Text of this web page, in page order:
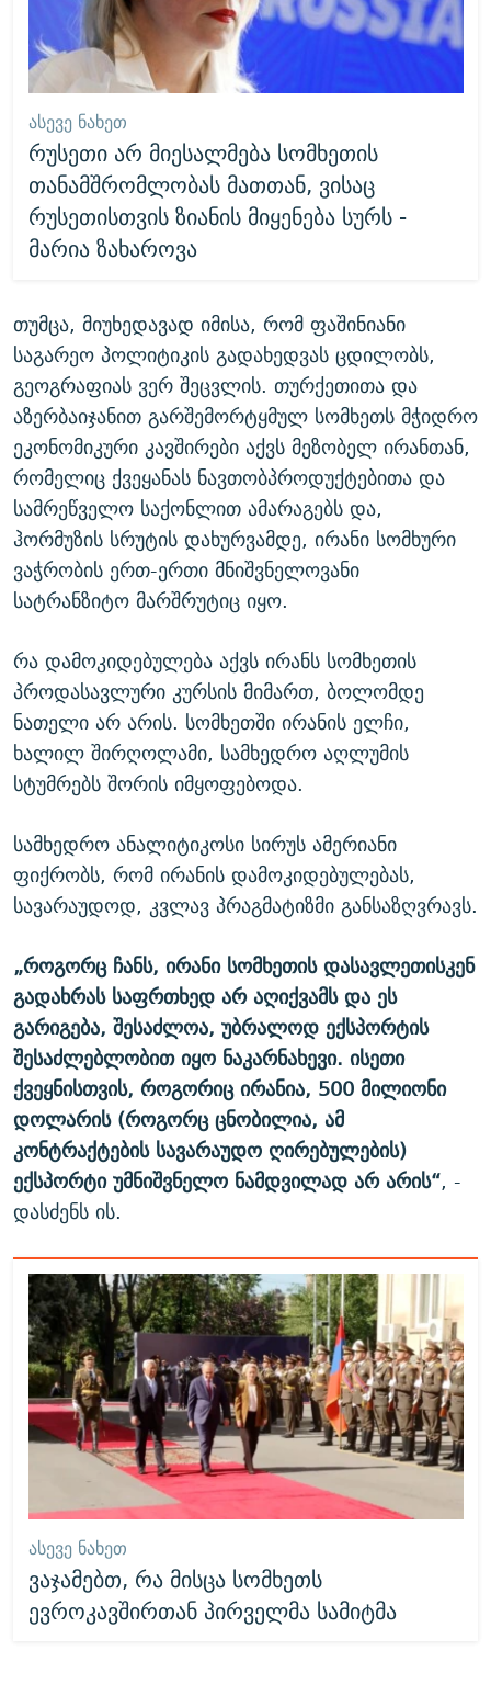
ᲐᲡᲔᲕᲔ ᲜᲐᲮᲔᲗ
რუსეთი არ მიესალმება სომხეთის
თანამშრომლობას მათთან, ვისაც
რუსეთისთვის ზიანის მიყენება სურს -
მარია ზახაროვა
თუმცა, მიუხედავად იმისა, რომ ფაშინიანი
საგარეო პოლიტიკის გადახედვას ცდილობს,
გეოგრაფიას ვერ შეცვლის. თურქეთითა და
აზერბაიჯანით გარშემორტყმულ სომხეთს მჭიდრო
ეკონომიკური კავშირები აქვს მეზობელ ირანთან,
რომელიც ქვეყანას ნავთობპროდუქტებითა და
სამრეწველო საქონლით ამარაგებს და,
ჰორმუზის სრუტის დახურვამდე, ირანი სომხური
ვაჭრობის ერთ-ერთი მნიშვნელოვანი
სატრანზიტო მარშრუტიც იყო.
რა დამოკიდებულება აქვს ირანს სომხეთის
პროდასავლური კურსის მიმართ, ბოლომდე
ნათელი არ არის. სომხეთში ირანის ელჩი,
ხალილ შირღოლამი, სამხედრო აღლუმის
სტუმრებს შორის იმყოფებოდა.
სამხედრო ანალიტიკოსი სირუს ამერიანი
ფიქრობს, რომ ირანის დამოკიდებულებას,
სავარაუდოდ, კვლავ პრაგმატიზმი განსაზღვრავს.
„როგორც ჩანს, ირანი სომხეთის დასავლეთისკენ
გადახრას საფრთხედ არ აღიქვამს და ეს
გარიგება, შესაძლოა, უბრალოდ ექსპორტის
შესაძლებლობით იყო ნაკარნახევი. ისეთი
ქვეყნისთვის, როგორიც ირანია, 500 მილიონი
დოლარის (როგორც ცნობილია, ამ
კონტრაქტების სავარაუდო ღირებულების)
ექსპორტი უმნიშვნელო ნამდვილად არ არის“, -
დასძენს ის.
ᲐᲡᲔᲕᲔ ᲜᲐᲮᲔᲗ
ვაჯამებთ, რა მისცა სომხეთს
ევროკავშირთან პირველმა სამიტმა